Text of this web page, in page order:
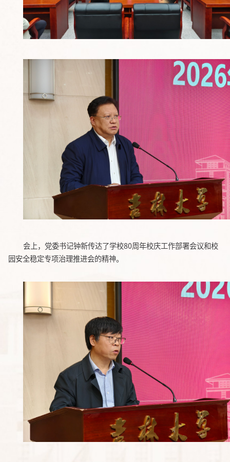
会上，党委书记钟新传达了学校80周年校庆工作部署会议和校
园安全稳定专项治理推进会的精神。